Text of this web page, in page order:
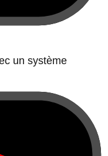
un système